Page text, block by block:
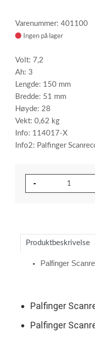
Varenummer: 401100
Ingen på lager
Volt: 7,2
Ah: 3
Lengde: 150 mm
Bredde: 51 mm
Høyde: 28
Vekt: 0,62 kg
Info: 114017-X
Info2: Palfinger
Produktbeskrivelse
Palfinger
Palfinger
Palfinger